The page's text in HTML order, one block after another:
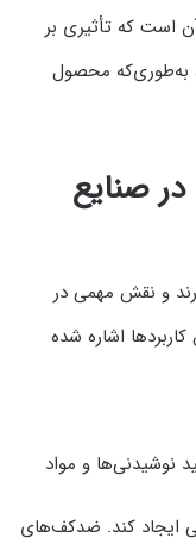
است که تأثیری بر
به‌طوری‌که محصول
در صنایع
و نقش مهمی در
اشاره شده
نوشیدنی‌ها و مواد
ایجاد کند. ضدکف‌های